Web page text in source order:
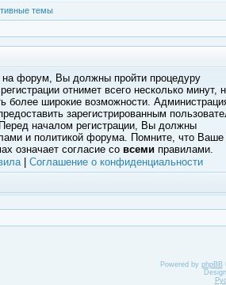
темы
на форум, Вы должны пройти процедуру
отнимет всего несколько минут,
более широкие возможности.
зарегистрированным
началом регистрации, Вы должны
и политикой форума. Помните, что Ваше
означает согласие со всеми правилами.
| Соглашение о конфиденциальности
Powered by phpBB